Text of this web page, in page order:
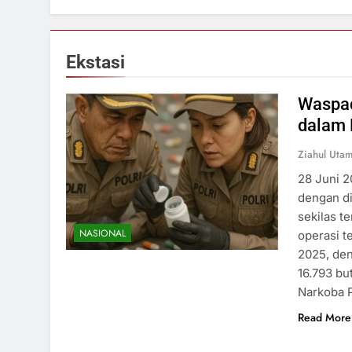
Ekstasi
NASIONAL
dalam
Ziahul
28 Juni
dengan
sekilas
operasi
2025,
16.793
Narkoba
Read More